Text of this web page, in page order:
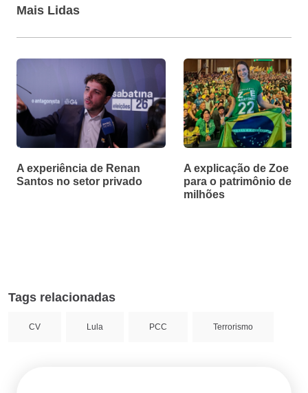
Mais Lidas
A experiência de Renan
Santos no setor privado
A explicação de Zoe
para o patrimônio de
milhões
Tags relacionadas
CV Lula PCC Terrorismo